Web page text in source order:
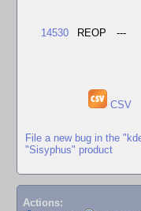
14530 REOP ---
CSV
File a new bug in the
"Sisyphus" product
Actions: